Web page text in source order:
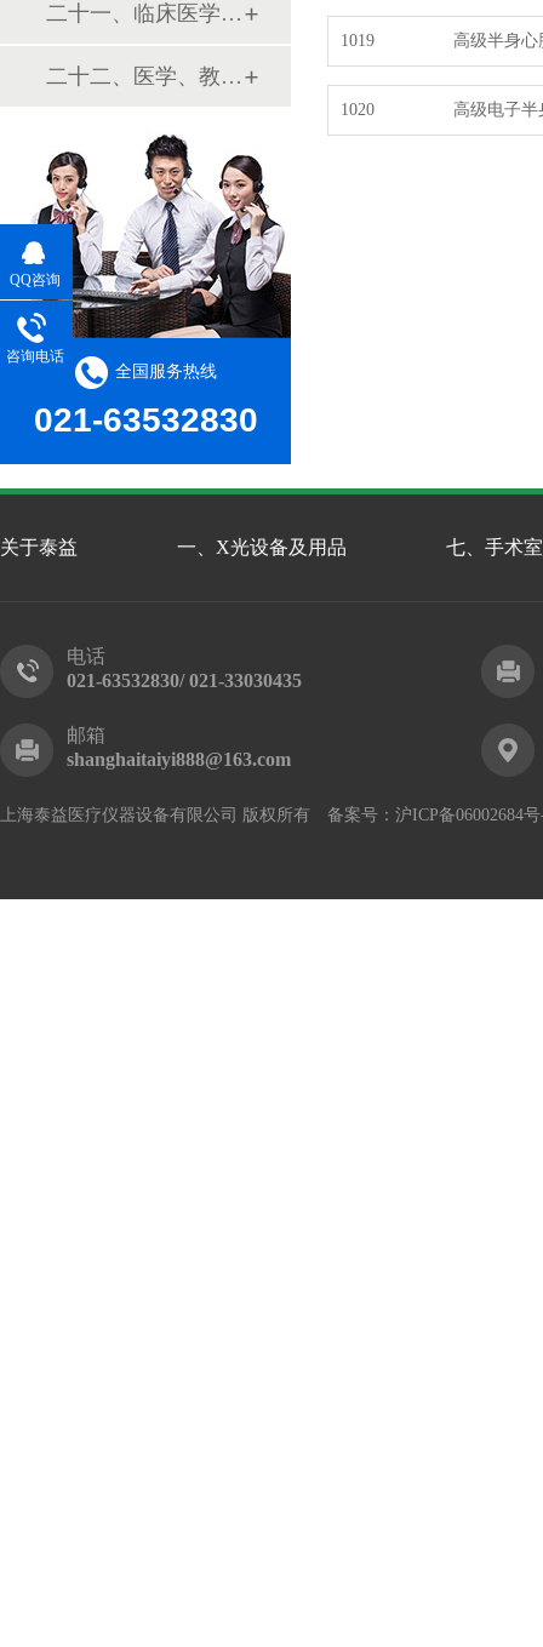
二十一、临床医学训练模型
二十二、医学、教学模型
全国服务热线
021-63532830
1019 高级半身
1020 高级电子
关于泰益 一、X光设备及用品 七、手术
电话
021-63532830/ 021-33030435
邮箱
shanghaitaiyi888@163.com
上海泰益医疗仪器设备有限公司 版权所有 备案号： 沪ICP备06002684
QQ咨询
咨询电话